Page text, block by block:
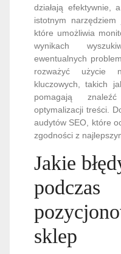
działają efektywnie,
istotnym
które umożliwia
wynikach
ewentualnych
rozważyć użycie
kluczowych, takich
pomagają
optymalizacji treści.
audytów SEO, które
zgodności z
Jakie
podczas
sklep